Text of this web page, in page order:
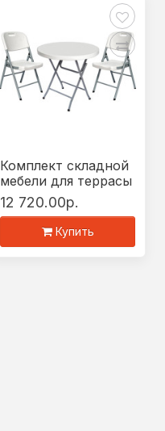
Комплект складной
мебели для террасы
12 720.00р.
Купить